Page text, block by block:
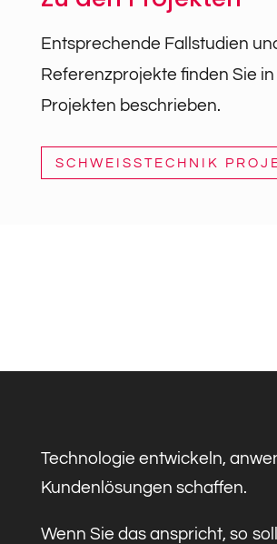
Entsprechende Fallstudien
Referenzprojekte finden Sie in
Projekten beschrieben.
SCHWEISSTECHNIK
Technologie entwickeln,
Kundenlösungen schaffen.
Wenn Sie das anspricht, so